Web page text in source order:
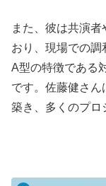
また、彼は共演
おり、現場での調
A型の特徴である
です。佐藤健さん
築き、多くのプロ